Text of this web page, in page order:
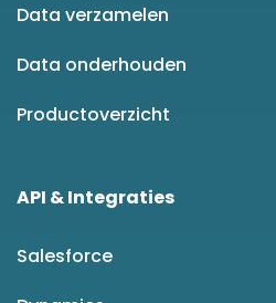
Data verzamelen
Data onderhouden
Productoverzicht
API & Integraties
Salesforce